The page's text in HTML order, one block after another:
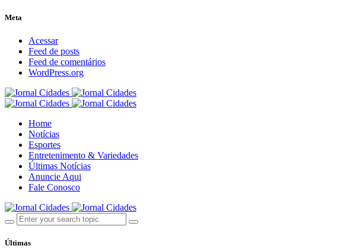
Meta
Acessar
Feed de posts
Feed de comentários
WordPress.org
Home
Notícias
Esportes
Entretenimento & Variedades
Últimas Notícias
Anuncie Aqui
Fale Conosco
Últimas